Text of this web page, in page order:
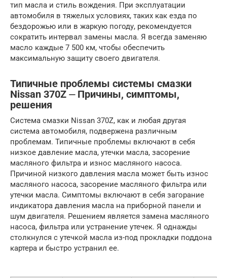
тип масла и стиль вождения. При эксплуатации
автомобиля в тяжелых условиях, таких как езда по
бездорожью или в жаркую погоду, рекомендуется
сократить интервал замены масла. Я всегда заменяю
масло каждые 7 500 км, чтобы обеспечить
максимальную защиту своего двигателя.
Типичные проблемы системы смазки
Nissan 370Z ⏤ Причины, симптомы,
решения
Система смазки Nissan 370Z, как и любая другая
система автомобиля, подвержена различным
проблемам. Типичные проблемы включают в себя
низкое давление масла, утечки масла, засорение
масляного фильтра и износ масляного насоса.
Причиной низкого давления масла может быть износ
масляного насоса, засорение масляного фильтра или
утечки масла. Симптомы включают в себя загорание
индикатора давления масла на приборной панели и
шум двигателя. Решением является замена масляного
насоса, фильтра или устранение утечек. Я однажды
столкнулся с утечкой масла из-под прокладки поддона
картера и быстро устранил ее.